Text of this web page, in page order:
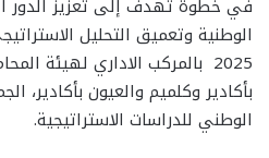
في خطوة تهدف إلى تعزيز الدور
2025 بالمركب الاداري لهيئة
بأكادير وكلميم والعيون بأكادير،
الوطني للدراسات الاستراتيجية.